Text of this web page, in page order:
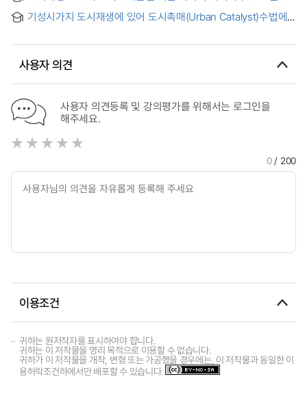
Project -Focusing on Gwangju Folly Project-
기반시설을 중심으로 = Data Warehouse Model for
SupportingMaster Plan of Urban Regeneration Projects
기성시가지 도시재생에 있어 도시촉매(Urban Catalyst)수법에
Study on the Method of Urban Catalyst for Urban
Milwaukee, United States
사용자 의견
사용자 의견등록 및 강의평가를 위해서는 로그인을
해주세요.
0/ 200
이용조건
귀하는 원저작자를 표시하여야 합니다.
귀하는 이 저작물을 영리 목적으로 이용할 수 없습니다.
귀하가 이 저작물을 개작, 변형 또는 가공했을 경우에는, 이 저작물과 동일한 이
용허락조건하에서만 배포할 수 있습니다.